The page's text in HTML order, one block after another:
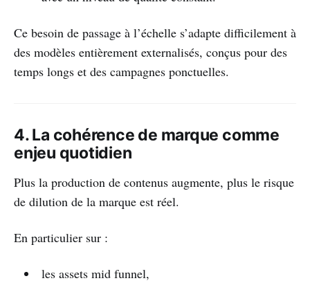
Ce besoin de passage à l’échelle s’adapte difficilement à
des modèles entièrement externalisés, conçus pour des
temps longs et des campagnes ponctuelles.
4. La cohérence de marque comme
enjeu quotidien
Plus la production de contenus augmente, plus le risque
de dilution de la marque est réel.
En particulier sur :
les assets mid funnel,